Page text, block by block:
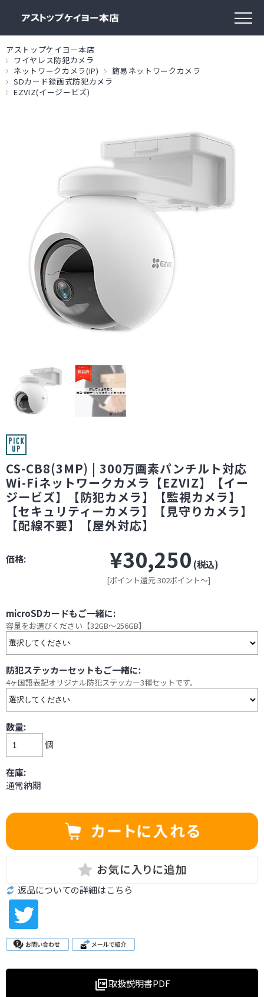
アストップケイヨー本店
ワイヤレス防犯カメラ
ネットワークカメラ(IP)
簡易ネットワークカメラ
SDカード録画式防犯カメラ
EZVIZ(イージービズ)
CS-CB8(3MP) | 300万画素パンチルト対応
Wi-Fiネットワークカメラ【EZVIZ】【イー
ジービズ】【防犯カメラ】【監視カメラ】
【セキュリティーカメラ】【見守りカメラ】
【配線不要】【屋外対応】
価格: ¥30,250 (税込)
[ポイント還元 302ポイント～]
microSDカードもご一緒に:
容量をお選びください【32GB～256GB】
防犯ステッカーセットもご一緒に:
4ヶ国語表記オリジナル防犯ステッカー3種セットです。
数量:
個
在庫:
通常納期
返品についての詳細はこちら
picture_as_pdf取扱説明書PDF